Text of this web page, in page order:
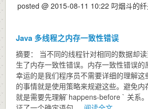
posted @ 2015-08-11 10:22 叼烟斗的
Java 多线程之内存一致性错误
摘要： 当不同的线程针对相同的数据却
生了内存一致性错误。内存一致性错误的
幸运的是我们程序员不需要详细的理解
的事情就是使用策略来规避这些。避免
就是需要先理解`happens-before ` 关系